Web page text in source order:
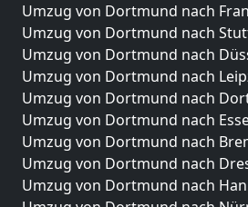
Umzug von Dortmund nach
Umzug von Dortmund nach
Umzug von Dortmund nach
Umzug von Dortmund nach
Umzug von Dortmund nach
Umzug von Dortmund nach
Umzug von Dortmund nach
Umzug von Dortmund nach
Umzug von Dortmund nach